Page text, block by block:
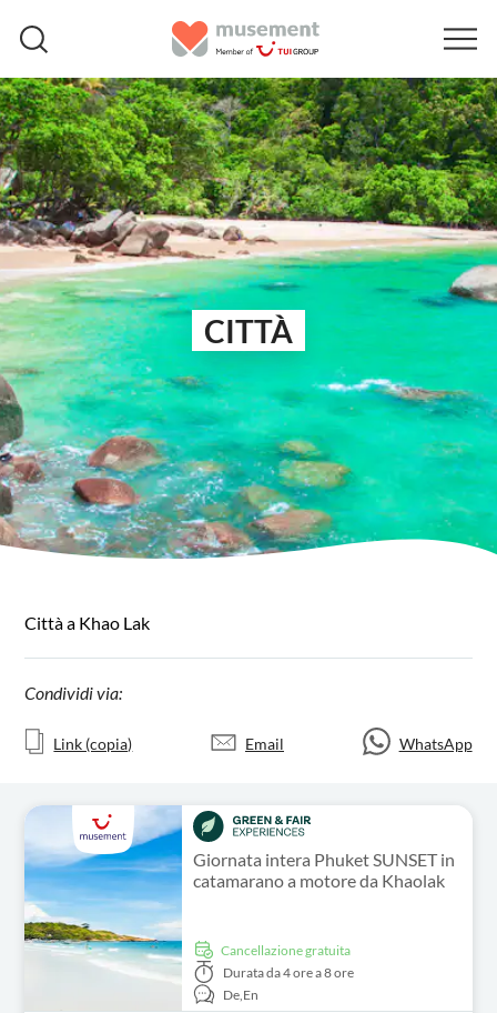
CITTÀ
Città a Khao Lak
Condividi via:
Link (copia) Email WhatsApp
Giornata intera Phuket SUNSET in
catamarano a motore da Khaolak
Cancellazione gratuita
Duratada 4 ore a 8 ore
De,En